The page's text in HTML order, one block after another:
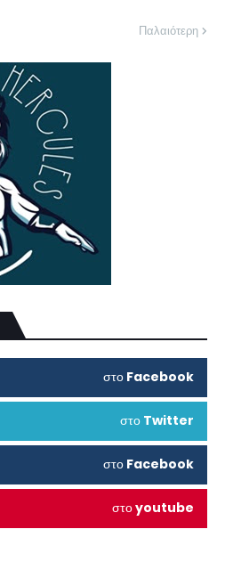
Παλαιότερη
στο Facebook
στο Twitter
στο Facebook
στοyoutube